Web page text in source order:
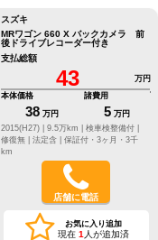
スズキ
MRワゴン 660 X バックカメラ 前
後ドライブレコーダー付き
支払総額
43
万円
本体価格
38 万円
諸費用
5 万円
2015(H27) |
9.5万km |
検車検整備付 |
修復無 | 法定含 | 保証付・3ヶ月・3千
km
店舗に電話
お気に入り追加
現在 1 人が追加済